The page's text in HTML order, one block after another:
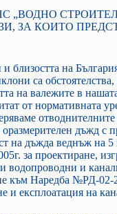
„ВОДНО
ЗА КОИТО
близостта на
са
на валежите в
от нормативната
оразмерителен дъжд с
на дъжда веднъж на 5
за проектиране,
водопроводни и
към Наредба №РД-02-
и експлоатация на